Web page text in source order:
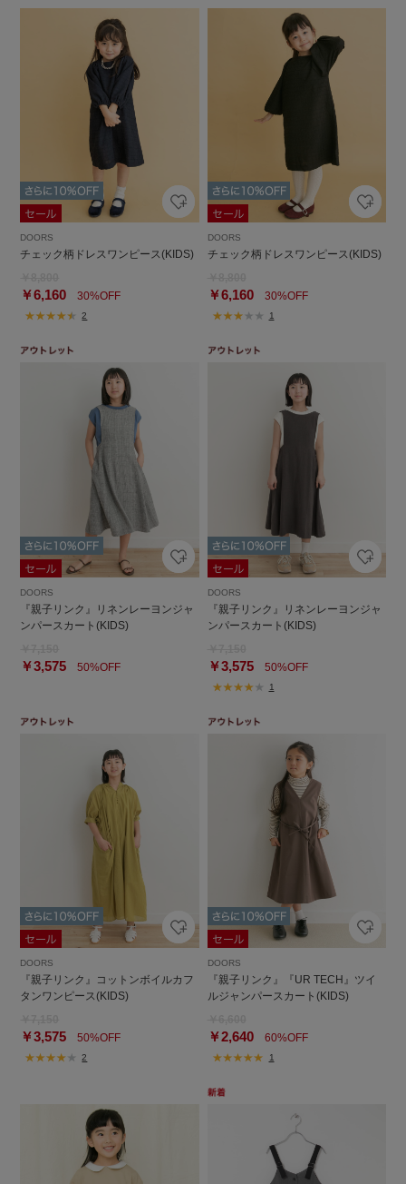
DOORS
チェック柄ドレスワンピース(KIDS)
￥6,160 30%OFF
2
DOORS
チェック柄ドレスワンピース(KIDS)
￥6,16030%OFF
1
DOORS
『親子リンク』リネンレーヨンジャ
ンパースカート(KIDS)
￥3,575 50%OFF
DOORS
『親子リンク』リネンレーヨンジャ
ンパースカート(KIDS)
￥3,57550%OFF
1
DOORS
『親子リンク』コットンボイルカフ
タンワンピース(KIDS)
￥3,575 50%OFF
2
DOORS
『親子リンク』『UR TECH』ツイ
ルジャンパースカート(KIDS)
￥2,64060%OFF
1